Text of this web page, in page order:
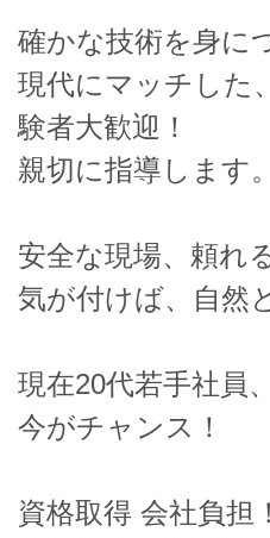
確かな技術を身に
現代にマッチした
験者大歓迎！
親切に指導します。
安全な現場、頼れ
気が付けば、自然
現在20代若手社員
今がチャンス！
資格取得 会社負担！